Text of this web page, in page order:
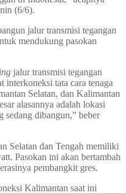
(6/6).
jalur transmisi tegangan
mendukung pasokan
jalur transmisi tegangan
tata cara tenaga
Selatan, dan Kalimantan
alasannya adalah lokasi
dibangun,” beber
Selatan dan Tengah memiliki
Pasokan ini akan bertambah
pembangkit gres.
Kalimantan saat ini